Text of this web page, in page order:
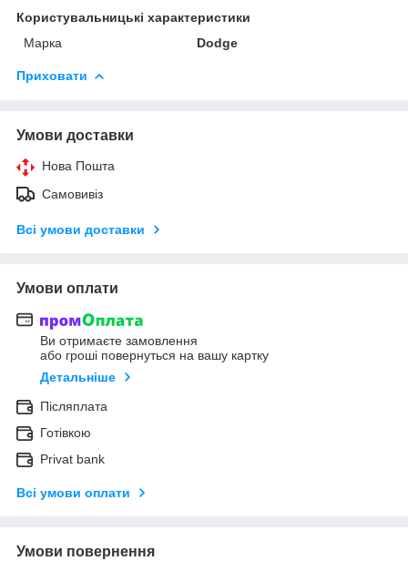
Користувальницькі характеристики
Марка
Dodge
Приховати
Умови доставки
Нова Пошта
Самовивіз
Всі умови доставки
Умови оплати
Ви отримаєте замовлення
або гроші повернуться на вашу картку
Детальніше
Післяплата
Готівкою
Privat bank
Всі умови оплати
Умови повернення